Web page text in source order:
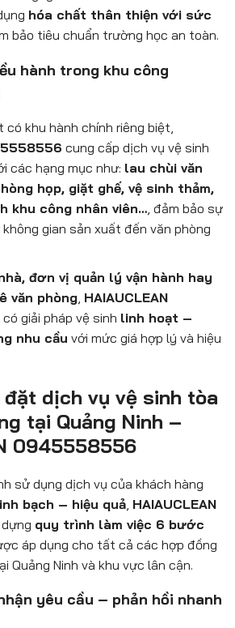
hóa chất thân thiện với sức
bảo tiêu chuẩn trường học an toàn.
hành trong khu công
khu hành chính riêng biệt,
cung cấp dịch vụ vệ sinh
các hạng mục như: lau chùi văn
họp, giặt ghế, vệ sinh thảm,
khu công nhân viên…, đảm bảo sự
gian sản xuất đến văn phòng
đơn vị quản lý vận hành hay
văn phòng, HAIAUCLEAN
giải pháp vệ sinh linh hoạt –
nhu cầu với mức giá hợp lý và hiệu
đặt dịch vụ vệ sinh tòa
tại Quảng Ninh –
0945558556
sử dụng dịch vụ của khách hàng
bạch – hiệu quả HAIAUCLEAN
quy trình làm việc 6 bước
áp dụng cho tất cả các hợp đồng
Quảng Ninh và khu vực lân cận.
yêu cầu – phản hồi nhanh